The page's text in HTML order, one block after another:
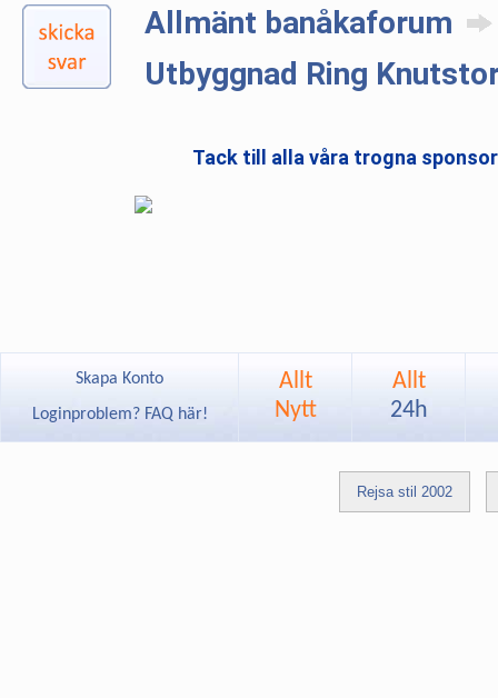
Allmänt banåkaforum
Utbyggnad Ring
Tack till alla våra trogna
Skapa Konto
Loginproblem? FAQ här!
Allt
Nytt
Allt
24h
Rejsa stil 2002